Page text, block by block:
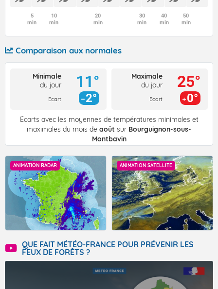
5
min
10
min
20
min
30
min
40
min
50
min
Comparaison aux normales
Minimale
du jour
Ecart
11°
2°
Maximale
du jour
Ecart
25°
0°
Écarts avec les moyennes de températures minimales et
maximales du mois de août sur Bourguignon-sous-
Montbavin
ANIMATION RADAR ANIMATION SATELLITE
QUE FAIT MÉTÉO-FRANCE POUR PRÉVENIR LES
FEUX DE FORÊTS ?